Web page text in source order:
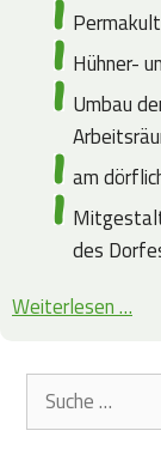
Hühner-
Umbau
am
des
Weiterlesen …
Suche
nach: